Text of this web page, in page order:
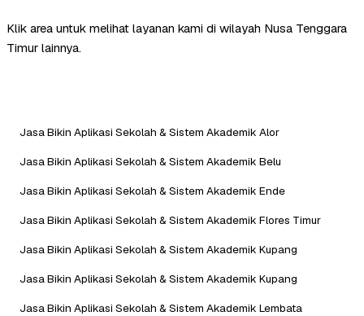
Klik area untuk melihat layanan kami di wilayah Nusa Tenggara
Timur lainnya.
Jasa Bikin Aplikasi Sekolah & Sistem Akademik Alor
Jasa Bikin Aplikasi Sekolah & Sistem Akademik Belu
Jasa Bikin Aplikasi Sekolah & Sistem Akademik Ende
Jasa Bikin Aplikasi Sekolah & Sistem Akademik Flores Timur
Jasa Bikin Aplikasi Sekolah & Sistem Akademik Kupang
Jasa Bikin Aplikasi Sekolah & Sistem Akademik Kupang
Jasa Bikin Aplikasi Sekolah & Sistem Akademik Lembata